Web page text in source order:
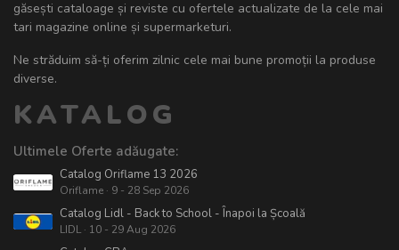
găsești cataloage și reviste cu ofertele actualizate de la cele mai
tari magazine online și supermarketuri.
Ne străduim să-ți oferim zilnic cele mai bune promoții la produse
diverse.
KATALOG
Ultimele Oferte adăugate:
Catalog Oriflame 13 2026
Oriflame · 9 - 28 Sep 2026
Catalog Lidl - Back to School - Înapoi la Școală
LIDL · 10 - 29 Aug 2026